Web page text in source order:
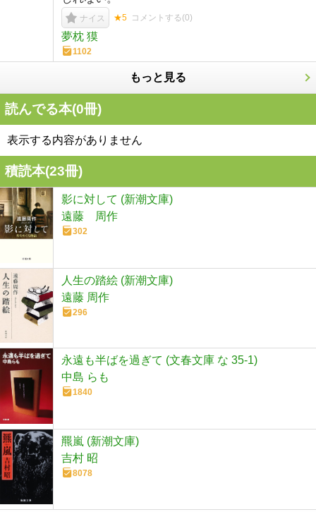
ナイス ★5 コメントする(0)
夢枕 獏
1102
もっと見る
読んでる本(0冊)
表示する内容がありません
積読本(23冊)
影に対して (新潮文庫)
遠藤 周作
302
人生の踏絵 (新潮文庫)
遠藤 周作
296
永遠も半ばを過ぎて (文春文庫 な 35-1)
中島 らも
1840
羆嵐 (新潮文庫)
吉村 昭
8078